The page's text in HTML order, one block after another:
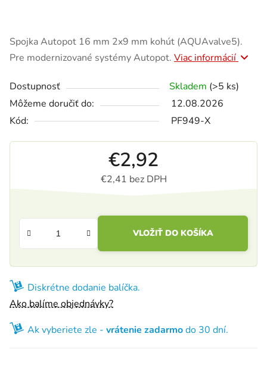
Spojka Autopot 16 mm 2x9 mm kohút (AQUAvalve5).
Pre modernizované systémy Autopot. Viac informácií
Dostupnosť Skladem (>5 ks)
Môžeme doručiť do:
12.08.2026
Kód:
PF949-X
€2,92
€2,41 bez DPH
VLOŽIŤ DO KOŠÍKA
Diskrétne dodanie balíčka.
Ako balíme objednávky?
Ak vyberiete zle - vrátenie zadarmodo 30 dní.